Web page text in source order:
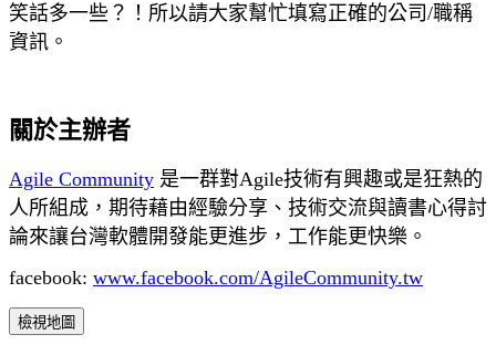
笑話多一些？！所以請大家幫忙填寫正確的公司/職稱
資訊。
關於主辦者
Agile Community 是一群對Agile技術有興趣或是狂熱的
人所組成，期待藉由經驗分享、技術交流與讀書心得討
論來讓台灣軟體開發能更進步，工作能更快樂。
facebook: www.facebook.com/AgileCommunity.tw
檢視地圖